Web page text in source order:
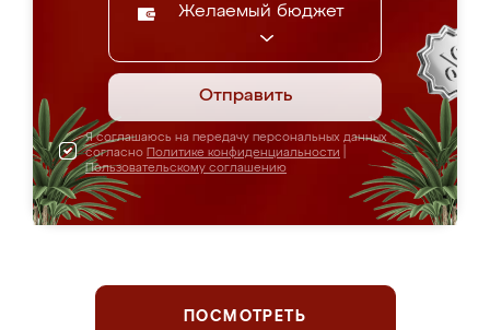
Желаемый бюджет
Отправить
Я соглашаюсь на передачу персональных данных
согласно Политике конфиденциальности
Пользовательскому соглашению
ПОСМОТРЕТЬ